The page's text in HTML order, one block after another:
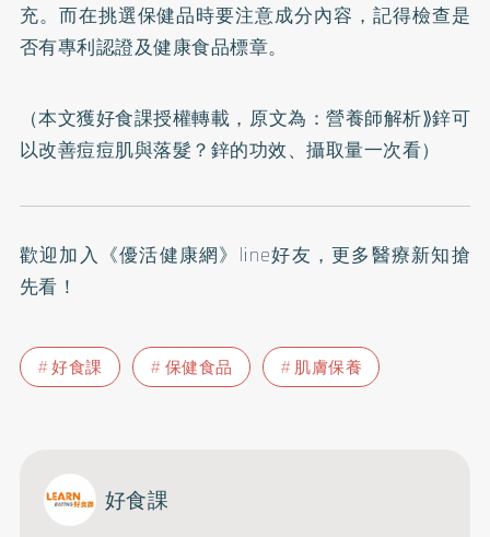
充。而在挑選保健品時要注意成分內容，記得檢查是
否有專利認證及健康食品標章。
（本文獲好食課授權轉載，原文為：營養師解析⟫鋅可
以改善痘痘肌與落髮？鋅的功效、攝取量一次看）
歡迎加入 《優活健康網》line好友 ，更多醫療新知搶
先看！
好食課 保健食品 肌膚保養
好食課